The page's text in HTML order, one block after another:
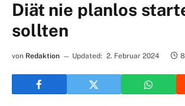
Diät nie planlos
sollten
von Redaktion Updated: 2. Februar 2024